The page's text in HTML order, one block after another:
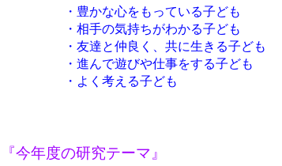
・豊かな心をもっている子ども
・相手の気持ちがわかる子ども
・友達と仲良く、共に生きる子ども
・進んで遊びや仕事をする子ども
・よく考える子ども
『今年度の研究テーマ』